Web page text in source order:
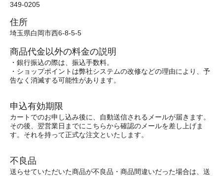
349-0205
住所
埼玉県白岡市西6-8-5-5
商品代金以外の料金の説明
・銀行振込の際は、振込手数料。
・ショップポイントは弊社システムの改修などの理由により、予
告なく消滅する可能性があります。
申込有効期限
カートでのお申し込み後に、自動送信されるメールが届きます。
その後、翌営業日までにこちらから確認のメールを差し上げま
す。それを持って正式な注文といたします。
不良品
送らせていただいた商品が不良品・商品間違いだった場合は、送